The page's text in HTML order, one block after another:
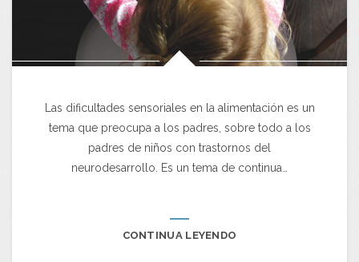
Las dificultades sensoriales en la alimentación es un
tema que preocupa a los padres, sobre todo a los
padres de niños con trastornos del
neurodesarrollo. Es un tema de continua…
CONTINUA LEYENDO